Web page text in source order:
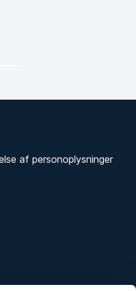
af personoplysninger